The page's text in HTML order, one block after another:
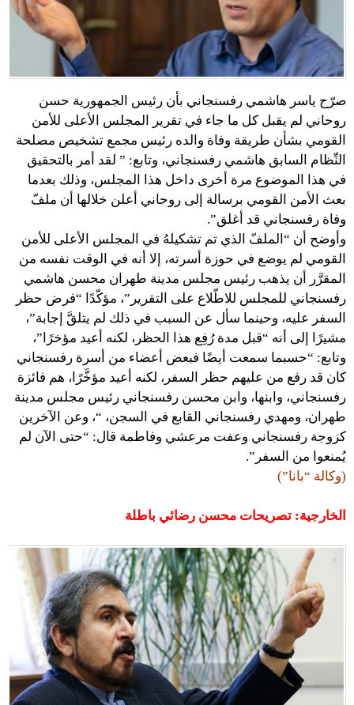
صرّح ياسر هاشمي رفسنجاني بأن رئيس الجمهورية حسن
روحاني لم يقبل كل ما جاء في تقرير المجلس الأعلى للأمن
القومي بشأن طريقة وفاة والده رئيس مجمع تشخيص مصلحة
النِّظام السابق هاشمي رفسنجاني، وتابع: ” لقد أمر بالتحقيق
في هذا الموضوع مرة أخرى داخل هذا المجلس، وذلك بعدما
بعث الأمن القومي برسالة إلى روحاني أعلن خلالها أن ملفّ
وفاة رفسنجاني قد أغلق”.
وأوضح أن “الملفّ الذي تم تشكيلهُ في المجلس الأعلى للأمن
القومي لم يوضع في حوزة أسرته، إلا أنه في الوقت نفسه من
المقرَّر أن يذهب رئيس مجلس مدينة طهران محسن هاشمي
رفسنجاني للمجلس للاطّلاع على التقرير”، مؤكّدًا “فرض حظر
السفر عليه، وحينما سأل عن السبب في ذلك لم يتلقَّ إجابة”،
مشيرًا إلى أنه “قبل مدة رُفِع هذا الحظر، لكنه أعيد مؤخرًا”،
وتابع: “حسبما سمعت أيضًا فبعض أعضاء من أسرة رفسنجاني
كان قد رفع من عليهم حظر السفر، لكنه أعيد مؤخَّرًا، هم فائزة
رفسنجاني، وابنها، وابن محسن رفسنجاني رئيس مجلس مدينة
طهران، ومهدي رفسنجاني القابع في السجن، “، وعن الآخرين
كزوجة رفسنجاني وعفت مرعشي وفاطمة قال: “حتى الآن لم
يُمنعوا من السفر”.
(وكالة “بانا”)
الخارجية: تصريحات محسن رضائي باطلة